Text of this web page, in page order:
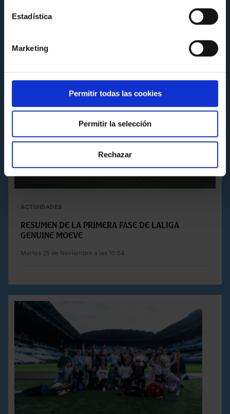
Estadística
Marketing
Permitir todas las cookies
Permitir la selección
Rechazar
ACTIVIDADES
Resumen de la primera Fase de LALIGA
GENUINE Moeve
Martes 25 de Noviembre a las 10:54